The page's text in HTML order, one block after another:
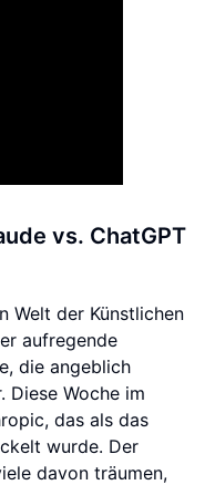
vs. ChatGPT
Welt der Künstlichen
aufregende
die angeblich
Diese Woche im
das als das
wurde. Der
davon träumen,